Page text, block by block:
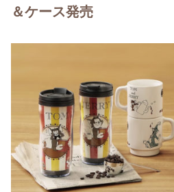
＆ケース発売